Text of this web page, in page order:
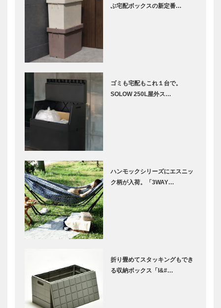
ぶ宅配ボックスの新定番…
ゴミも宅配もこれ１台で。
SOLOW 250L屋外ス…
ハンモックシリーズにエスニッ
ク柄が入荷。「3WAY…
折り畳めてスタッキングもでき
る収納ボックス「I&#…